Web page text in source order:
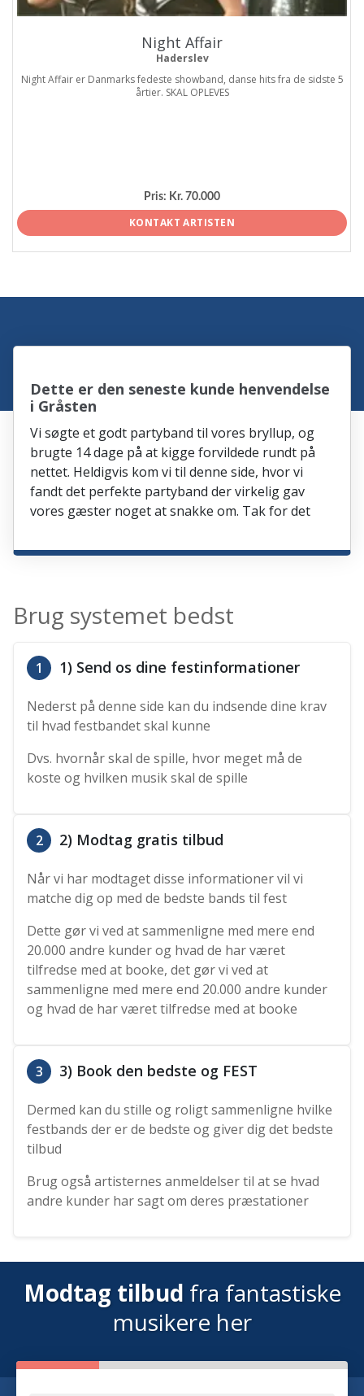
Night Affair
Haderslev
Night Affair er Danmarks fedeste showband, danse hits fra de sidste 5
årtier. SKAL OPLEVES
Pris: Kr. 70.000
KONTAKT ARTISTEN
Dette er den seneste kunde henvendelse
i Gråsten
Vi søgte et godt partyband til vores bryllup, og
brugte 14 dage på at kigge forvildede rundt på
nettet. Heldigvis kom vi til denne side, hvor vi
fandt det perfekte partyband der virkelig gav
vores gæster noget at snakke om. Tak for det
Brug systemet bedst
1 1) Send os dine festinformationer
Nederst på denne side kan du indsende dine krav
til hvad festbandet skal kunne
Dvs. hvornår skal de spille, hvor meget må de
koste og hvilken musik skal de spille
2 2) Modtag gratis tilbud
Når vi har modtaget disse informationer vil vi
matche dig op med de bedste bands til fest
Dette gør vi ved at sammenligne med mere end
20.000 andre kunder og hvad de har været
tilfredse med at booke, det gør vi ved at
sammenligne med mere end 20.000 andre kunder
og hvad de har været tilfredse med at booke
3 3) Book den bedste og FEST
Dermed kan du stille og roligt sammenligne hvilke
festbands der er de bedste og giver dig det bedste
tilbud
Brug også artisternes anmeldelser til at se hvad
andre kunder har sagt om deres præstationer
Modtag tilbud fra fantastiske
musikere her